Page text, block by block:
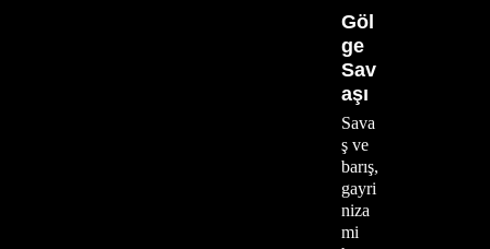
Göl
ge
Sav
aşı
Sava
ş ve
barış,
gayri
niza
mi